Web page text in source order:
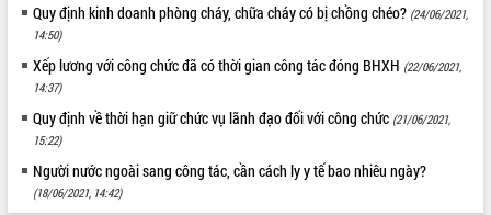
Quy định kinh doanh phòng cháy, chữa cháy có bị chồng chéo? (24/06/2021,
14:50)
Xếp lương với công chức đã có thời gian công tác đóng BHXH (22/06/2021,
14:37)
Quy định về thời hạn giữ chức vụ lãnh đạo đối với công chức (21/06/2021,
15:22)
Người nước ngoài sang công tác, cần cách ly y tế bao nhiêu ngày?
(18/06/2021, 14:42)